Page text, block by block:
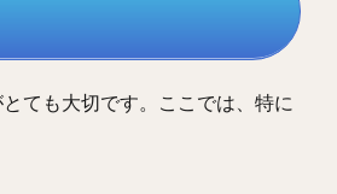
ても大切です。ここでは、特に